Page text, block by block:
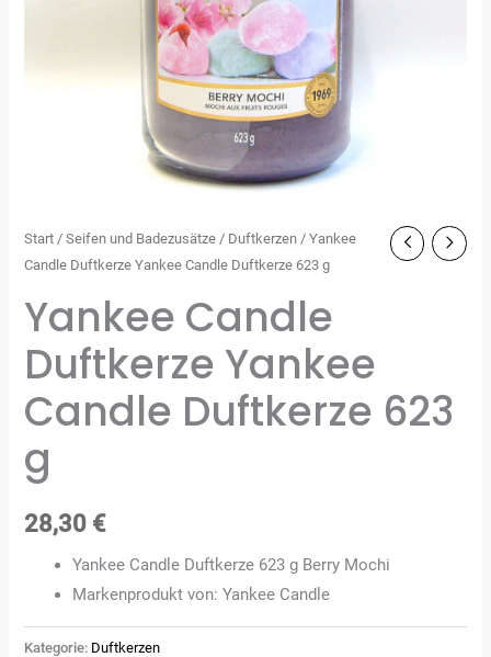
Start /Seifen und Badezusätze / Duftkerzen / Yankee
Candle Duftkerze Yankee Candle Duftkerze 623 g
Yankee Candle
Duftkerze Yankee
Candle Duftkerze 623
g
28,30 €
Yankee Candle Duftkerze 623 g Berry Mochi
Markenprodukt von: Yankee Candle
Kategorie: Duftkerzen